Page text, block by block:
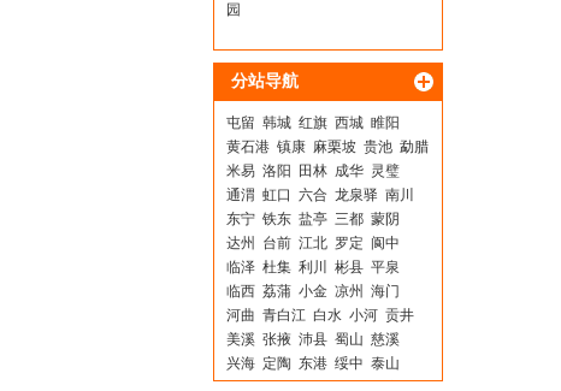
园
分站导航
屯留 韩城 红旗 西城 睢阳
黄石港 镇康 麻栗坡 贵池 勐腊
米易 洛阳 田林 成华 灵璧
通渭 虹口 六合 龙泉驿 南川
东宁 铁东 盐亭 三都 蒙阴
达州
台前 江北 罗定 阆中
临泽 杜集 利川 彬县 平泉
临西 荔蒲 小金 凉州 海门
河曲 青白江 白水 小河 贡井
美溪 张掖 沛县 蜀山 慈溪
兴海 定陶 东港 绥中 泰山